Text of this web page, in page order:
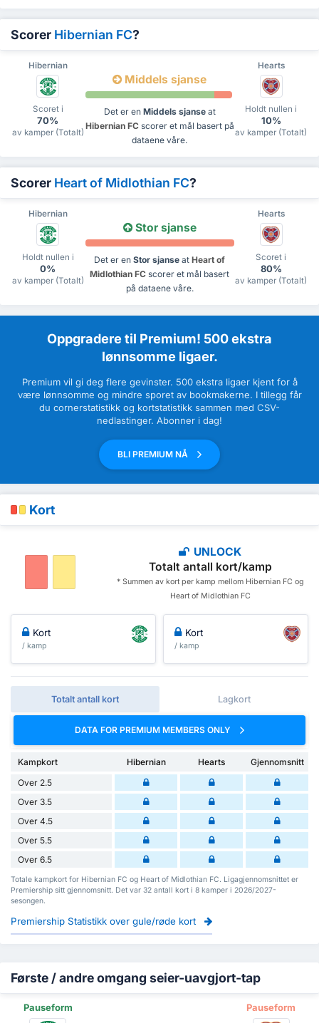
Scorer Hibernian FC?
Hibernian Hearts
Scoret i
70%
av kamper (Totalt)
Middels sjanse
Det er en Middels sjanseat
Hibernian FCscorer et mål basert på
dataene våre.
Holdt nullen i
10%
av kamper (Totalt)
Scorer Heart of Midlothian FC?
Hibernian Hearts
Holdt nullen i
0%
av kamper (Totalt)
Stor sjanse
Det er en Stor sjanse at Heart of
Midlothian FC scorer et mål basert
på dataene våre.
Scoret i
80%
av kamper (Totalt)
Oppgradere til Premium! 500 ekstra
lønnsomme ligaer.
Premium vil gi deg flere gevinster. 500 ekstra ligaer kjent for å
være lønnsomme og mindre sporet av bookmakerne. I tillegg får
du cornerstatistikk og kortstatistikk sammen med CSV-
nedlastinger. Abonner i dag!
BLI PREMIUM NÅ
Kort
UNLOCK
Totalt antall kort/kamp
* Summen av kort per kamp mellom Hibernian FC og
Heart of Midlothian FC
Kort
/ kamp
Kort
/ kamp
Totalt antall kort Lagkort
DATA FOR PREMIUM MEMBERS ONLY
Kampkort Hibernian Hearts
Gjennomsnitt
Over 2.5
Over 3.5
Over 4.5
Over 5.5
Over 6.5
Totale kampkort for Hibernian FC og Heart of Midlothian FC. Ligagjennomsnittet er
Premiership sitt gjennomsnitt. Det var 32 antall kort i 8 kamper i 2026/2027-
sesongen.
Premiership Statistikk over gule/røde kort
Første / andre omgang seier-uavgjort-tap
Pauseform Pauseform